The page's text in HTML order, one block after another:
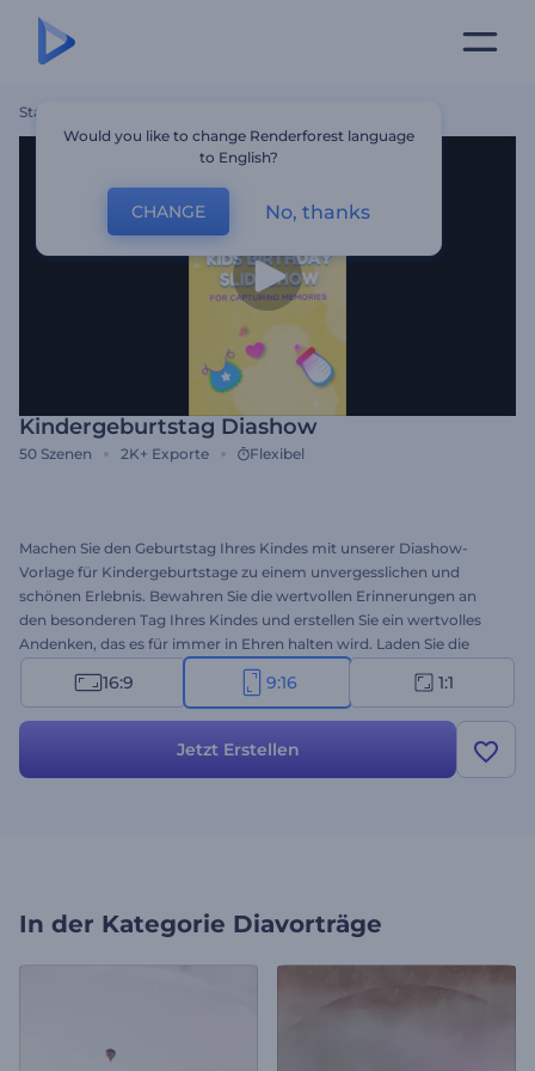
Startseite
Kindergeburtstag Diashow
50 Szenen 2K+ Exporte Flexibel
Machen Sie den Geburtstag Ihres Kindes mit unserer Diashow-
Vorlage für Kindergeburtstage zu einem unvergesslichen und
schönen Erlebnis. Bewahren Sie die wertvollen Erinnerungen an
den besonderen Tag Ihres Kindes und erstellen Sie ein wertvolles
Andenken, das es für immer in Ehren halten wird. Laden Sie die
schönsten Fotos und Videos Ihres Kindes hoch, fügen Sie lustige
Untertitel hinzu und sehen Sie zu, wie die Erinnerungen zum Leben
Es eignet sich perfekt zum Teilen mit Familie und Freunden, zum
16:9 9:16 1:1
Jetzt Erstellen
In der Kategorie Diavorträge
Would you like to change Renderforest language
to English?
CHANGE No, thanks